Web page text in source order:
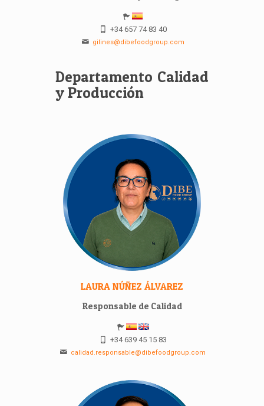
+34 657 74 83 40
gilines@dibefoodgroup.com
Departamento Calidad
y Producción
LAURA NÚÑEZ ÁLVAREZ
Responsable de Calidad
+34 639 45 15 83
calidad.responsable@dibefoodgroup.com